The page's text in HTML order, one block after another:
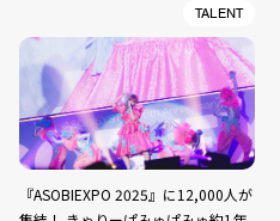
TALENT
『ASOBIEXPO 2025』に12,000人が